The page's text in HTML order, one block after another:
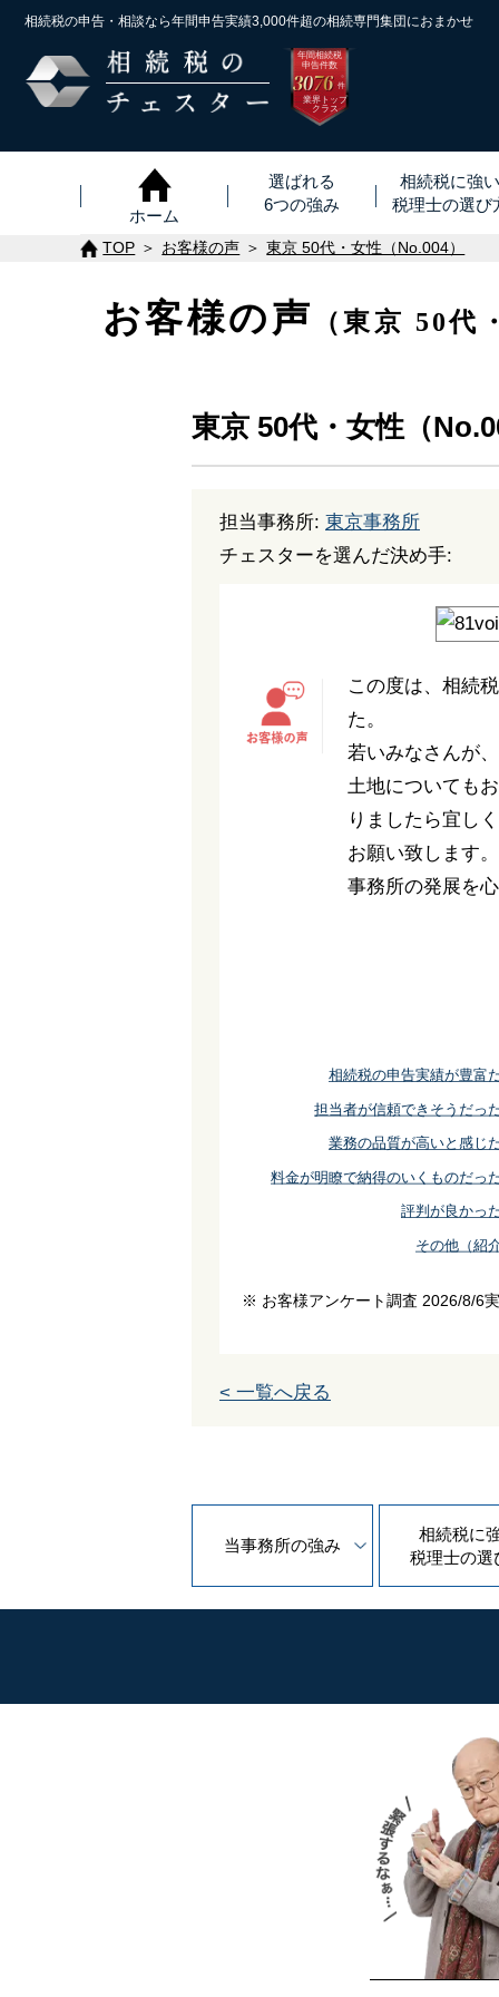
相続税の申告・相談なら年間申告実績3,000件超の相続専門集団におまかせ
年間相続税
申告件数
3076 ※
件
業界トップ
クラス
ホーム
選ばれる
6つの強み
相続税に強
税理士の選び
TOP お客様の声 東京 50代・女性（No.004）
お客様の声 （東京 50代
東京 50代・女性（
担当事務所: 東京事務所
チェスターを選んだ決め手:
この度は、相続
た。
若いみなさんが
土地についても
りましたら宜し
お願い致します。
事務所の発展を
相続税の申告実績が豊富
担当者が信頼できそうだっ
業務の品質が高いと感じ
料金が明瞭で納得のいくものだっ
評判が良かっ
その他（紹
※ お客様アンケート調査 2026/8/6
< 一覧へ戻る
当事務所の強み
相続税に
税理士の選